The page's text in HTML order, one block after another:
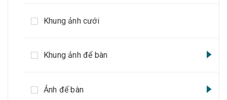
Khung ảnh cưới
Khung ảnh để bàn
Ảnh để bàn